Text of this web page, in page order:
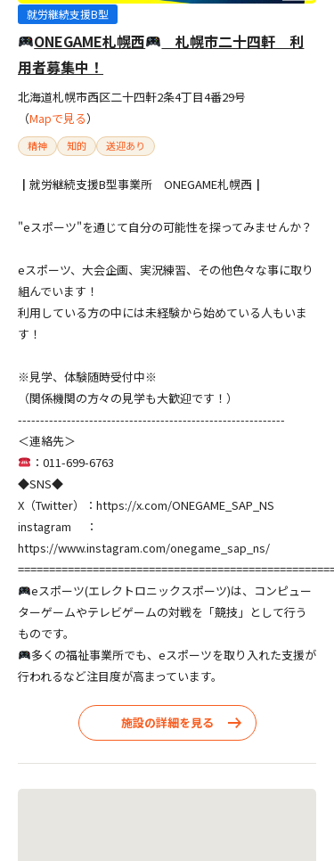
就労継続支援B型
ONEGAME札幌西
札幌市二十四軒 利
用者募集中！
北海道札幌市西区二十四軒2条4丁目4番29号
（Mapで見る）
精神 知的 送迎あり
┃就労継続支援B型事業所 ONEGAME札幌西┃
"eスポーツ"を通じて自分の可能性を探ってみませんか？
eスポーツ、大会企画、実況練習、その他色々な事に取り
組んでいます！
利用している方の中には未経験から始めている人もいま
す！
※見学、体験随時受付中※
（関係機関の方々の見学も大歓迎です！）
------------------------------------------------------------
＜連絡先＞
：011-699-6763
◆SNS◆
X（Twitter）：https://x.com/ONEGAME_SAP_NS
instagram ：
https://www.instagram.com/onegame_sap_ns/
eスポーツ(エレクトロニックスポーツ)は、コンピュー
ターゲームやテレビゲームの対戦を「競技」として行う
ものです。
多くの福祉事業所でも、eスポーツを取り入れた支援が
行われるなど注目度が高まっています。
施設の詳細を見る